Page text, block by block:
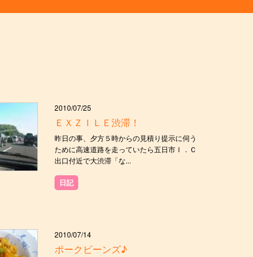
2010/07/25
ＥＸＺＩＬＥ渋滞！
昨日の事、夕方５時からの見積り提示に伺う
ために高速道路を走っていたら五日市Ｉ．Ｃ
出口付近で大渋滞「な...
日記
2010/07/14
ポークビーンズ♪